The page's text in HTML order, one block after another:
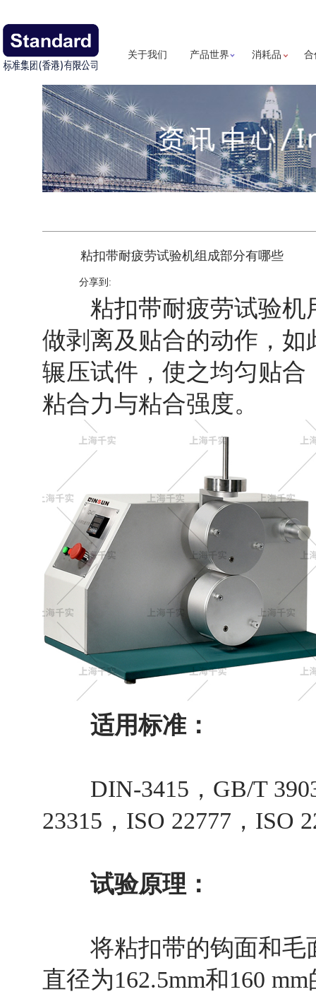
关于我们 产品世界 消耗品 合
粘扣带耐疲劳试验机组成部分有哪些
分享到:
粘扣带耐疲劳试验机
做剥离及贴合的动作，
辗压试件，使之均匀贴
粘合力与粘合强度。
适用标准：
DIN-3415，GB/T
23315，ISO 22777，ISO
试验原理：
将粘扣带的钩面和毛
直径为162.5mm和160